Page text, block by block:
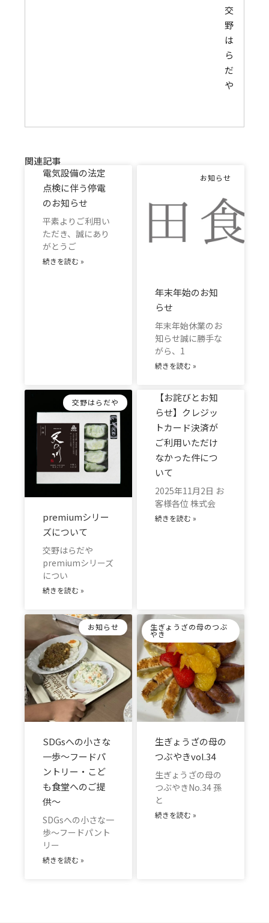
交
野
は
ら
だ
や
関連記事
電気設備の法定
点検に伴う停電
のお知らせ
平素よりご利用い
ただき、誠にあり
がとうご
続きを読む »
お知らせ
年末年始のお知
らせ
年末年始休業のお
知らせ誠に勝手な
がら、1
続きを読む »
交野はらだや
premiumシリー
ズについて
交野はらだや
premiumシリーズ
につい
続きを読む »
【お詫びとお知
らせ】クレジッ
トカード決済が
ご利用いただけ
なかった件につ
いて
2025年11月2日 お
客様各位 株式会
続きを読む »
お知らせ
SDGsへの小さな
一歩～フードパ
ントリー・こど
も食堂へのご提
供～
SDGsへの小さな一
歩～フードパント
リー
続きを読む »
生ぎょうざの母のつぶ
やき
生ぎょうざの母の
つぶやきvol.34
生ぎょうざの母の
つぶやきNo.34 孫
と
続きを読む »